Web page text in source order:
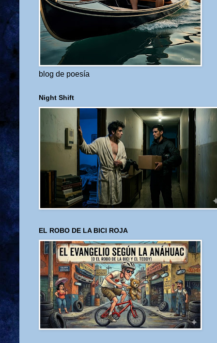
blog de poesía
Night Shift
EL ROBO DE LA BICI ROJA